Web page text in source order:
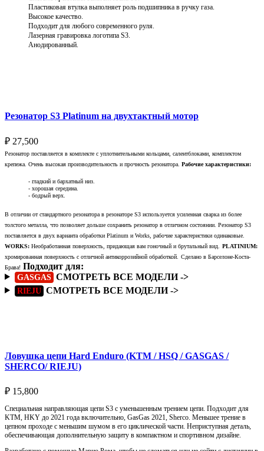
Пластиковая втулка выполняет роль подшипника в ручку газа.
Высокое качество.
Подходит для любого современного руля.
Лазерная гравировка логотипа S3.
Анодированный.
Резонатор S3 Platinum на двухтактный мотор
₽ 27,500
Резонатор поставляется в комплекте с уплотнительными кольцами, салентблоками, комплектом
крепежа. Очень высокая производительность и прочность резонатора. Рабочие характеристики:
- гладкий и бархатный низ.
- хорошая середина.
- бодрый верх.
В отличии от стандартного резонатора в резонаторе S3 используется усиленная сварка из более
толстого металла, что позволяет дольше сохранить резонатор в отличном состоянии. Резонатор S3
поставляется в двух варианта обработки Platinum и Works, рабочие характеристики одинаковые.
WORKS: Необработанная поверхность, придающая вам гоночный и брутальный вид.
PLATINIUM:
хромированная поверхность с отличной антикоррозийной обработкой.
Сделано в Барселоне-Коста-
Брава! Подходит для:
GASGAS СМОТРЕТЬ ВСЕ МОДЕЛИ ->
RIEJU СМОТРЕТЬ ВСЕ МОДЕЛИ ->
Ловушка цепи Hard Enduro (KTM / HSQ / GASGAS /
SHERCO/ RIEJU)
₽ 15,800
Специальная направляющая цепи S3 с уменьшенным трением цепи. Подходит для
KTM, HKY до 2021 года включительно, GasGas 2021, Sherco. Меньшее трение в
цепном проходе с меньшим шумом в его циклической части. Неприступная деталь,
обеспечивающая дополнительную защиту в компактном и спортивном дизайне.